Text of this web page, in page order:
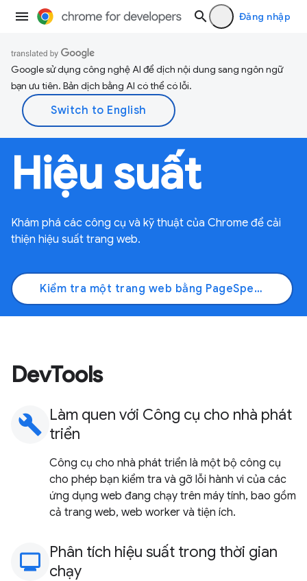
Đăng nhập
Google sử dụng công nghệ AI để dịch nội dung sang ngôn ngữ
bạn ưu tiên. Bản dịch bằng AI có thể có lỗi.
Hiệu suất
Khám phá các công cụ và kỹ thuật của Chrome để cải
thiện hiệu suất trang web.
Kiểm tra một trang web bằng PageSpeed Insights
DevTools
build Làm quen với Công cụ cho nhà phát
triển
Công cụ cho nhà phát triển là một bộ công cụ
cho phép bạn kiểm tra và gỡ lỗi hành vi của các
ứng dụng web đang chạy trên máy tính, bao gồm
cả trang web, web worker và tiện ích.
monitoring
Phân tích hiệu suất trong thời gian
chạy